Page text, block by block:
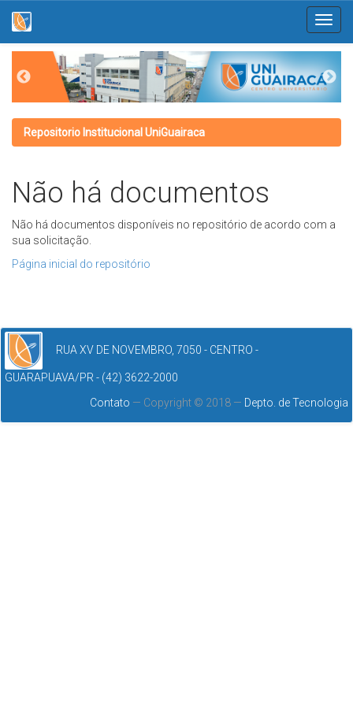
navigation
Repositorio Institucional UniGuairaca
Não há documentos
Não há documentos disponíveis no repositório de acordo com a
sua solicitação.
Página inicial do repositório
RUA XV DE NOVEMBRO, 7050 - CENTRO -
GUARAPUAVA/PR - (42) 3622-2000
Contato — Copyright © 2018 — Depto. de Tecnologia